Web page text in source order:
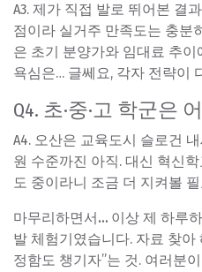
A3. 제가 직접 발로 뛰어본 결
점이라 실거주 만족도는 충분
은 초기 분양가와 임대료 추이
욕심은… 글쎄요, 각자 전략이
Q4. 초·중·고 학군은
A4. 오산은 교육도시 슬로건
원 수준까진 아직. 대신 혁신
도 중이라니 조금 더 지켜볼
마무리하면서… 이상 제 하루
발 체험기였습니다. 자료 찾아
정함도 챙기자”는 것. 여러분